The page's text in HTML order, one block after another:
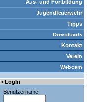
Aus- und Fortbildung
Jugendfeuerwehr
Tipps
Downloads
Kontakt
Verein
Webcam
• LogIn
Benutzername: